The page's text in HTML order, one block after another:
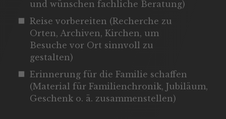
und wünschen fachliche Beratung)
Reise vorbereiten (Recherche zu
Orten, Archiven, Kirchen, um
Besuche vor Ort sinnvoll zu
gestalten)
Erinnerung für die Familie schaffen
(Material für Familienchronik, Jubiläum,
Geschenk o. ä. zusammenstellen)